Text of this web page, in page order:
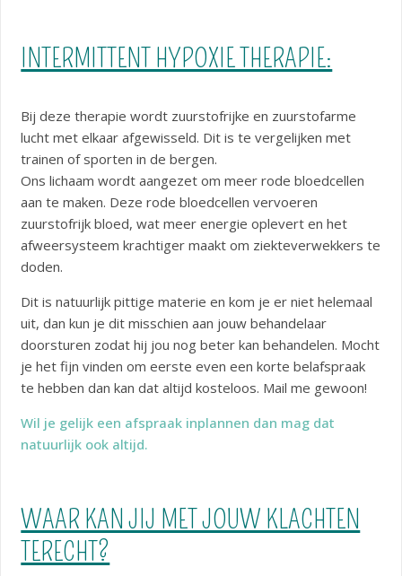
INTERMITTENT HYPOXIE THERAPIE:
Bij deze therapie wordt zuurstofrijke en zuurstofarme
lucht met elkaar afgewisseld. Dit is te vergelijken met
trainen of sporten in de bergen.
Ons lichaam wordt aangezet om meer rode bloedcellen
aan te maken. Deze rode bloedcellen vervoeren
zuurstofrijk bloed, wat meer energie oplevert en het
afweersysteem krachtiger maakt om ziekteverwekkers te
doden.
Dit is natuurlijk pittige materie en kom je er niet helemaal
uit, dan kun je dit misschien aan jouw behandelaar
doorsturen zodat hij jou nog beter kan behandelen. Mocht
je het fijn vinden om eerste even een korte belafspraak
te hebben dan kan dat altijd kosteloos. Mail me gewoon!
Wil je gelijk een afspraak inplannen dan mag dat
natuurlijk ook altijd.
WAAR KAN JIJ MET JOUW KLACHTEN
TERECHT?